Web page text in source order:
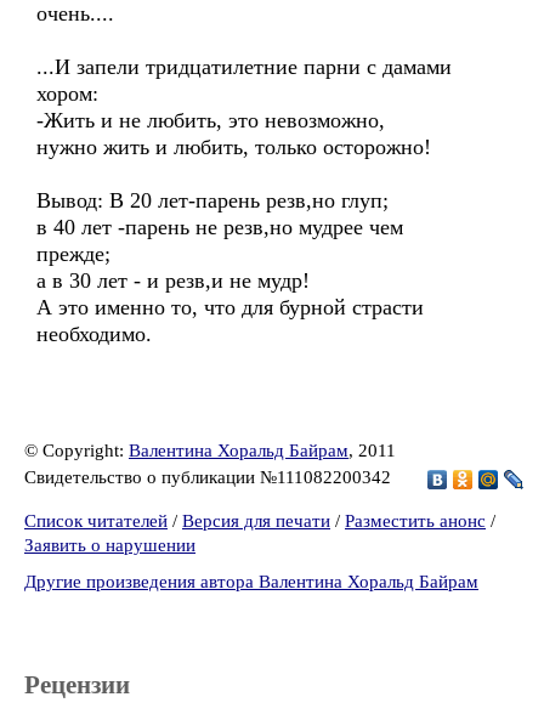
очень....
...И запели тридцатилетние парни с дамами
хором:
-Жить и не любить, это невозможно,
нужно жить и любить, только осторожно!
Вывод: В 20 лет-парень резв,но глуп;
в 40 лет -парень не резв,но мудрее чем
прежде;
а в 30 лет - и резв,и не мудр!
А это именно то, что для бурной страсти
необходимо.
© Copyright: Валентина Хоральд Байрам, 2011
Свидетельство о публикации №111082200342
Список читателей / Версия для печати / Разместить анонс /
Заявить о нарушении
Другие произведения автора Валентина Хоральд Байрам
Рецензии